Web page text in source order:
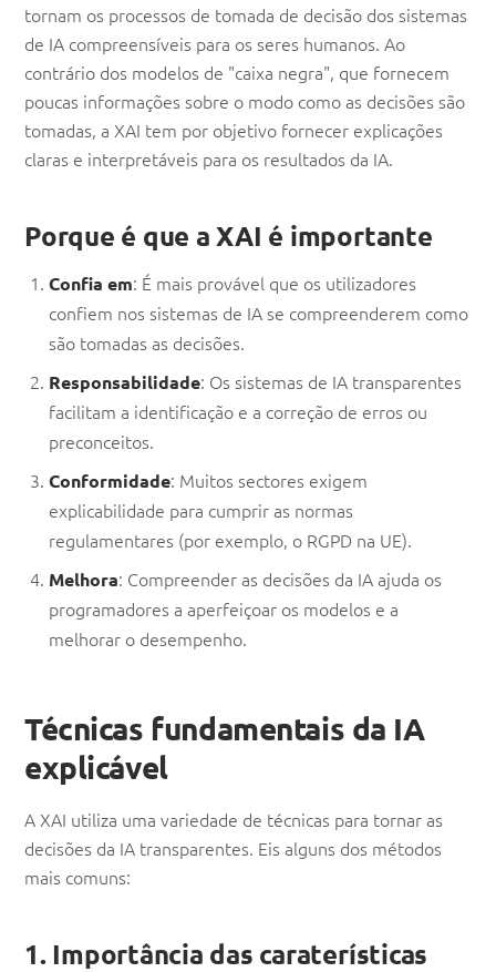
tornam os processos de tomada de decisão dos sistemas
de IA compreensíveis para os seres humanos. Ao
contrário dos modelos de "caixa negra", que fornecem
poucas informações sobre o modo como as decisões são
tomadas, a XAI tem por objetivo fornecer explicações
claras e interpretáveis para os resultados da IA.
Porque é que a XAI é importante
Confia em: É mais provável que os utilizadores
confiem nos sistemas de IA se compreenderem como
são tomadas as decisões.
Responsabilidade: Os sistemas de IA transparentes
facilitam a identificação e a correção de erros ou
preconceitos.
Conformidade: Muitos sectores exigem
explicabilidade para cumprir as normas
regulamentares (por exemplo, o RGPD na UE).
Melhora: Compreender as decisões da IA ajuda os
programadores a aperfeiçoar os modelos e a
melhorar o desempenho.
Técnicas fundamentais da IA
explicável
A XAI utiliza uma variedade de técnicas para tornar as
decisões da IA transparentes. Eis alguns dos métodos
mais comuns:
1. Importância das caraterísticas